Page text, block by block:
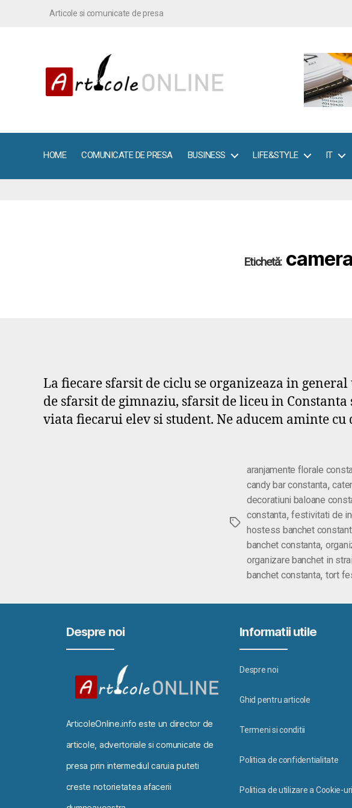
Articole si comunicate de presa
HOME COMUNICATE DE PRESA BUSINESS LIFE&STYLE IT
Etichetă:
La fiecare sfarsit de ciclu se organizeaza in
de sfarsit de gimnaziu, sfarsit de liceu in
viata fiecarui elev si student. Ne aducem aminte
Etichete
aranjamente florale
candy bar constanta,
decoratiuni baloane
constanta,festivitati de
hostess banchet
banchet constanta,
organizare banchet in
banchet constanta, tort
Despre noi
ArticoleOnline.info este un director de
articole, advertoriale si comunicate de
presa prin intermediul caruia puteti
creste notorietatea afacerii
Informatii utile
Despre noi
Ghid pentru articole
Termeni si conditii
Politica de confidentialitate
Politica de utilizare a Cookie-